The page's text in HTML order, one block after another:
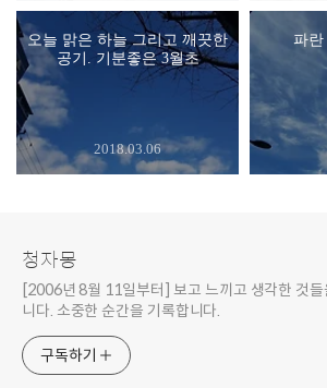
오늘 맑은 하늘 그리고 깨끗한
공기. 기분좋은 3월초
2018.03.06
파란
청자몽
[2006년 8월 11일부터] 보고 느끼고 생각한 것들
니다. 소중한 순간을 기록합니다.
구독하기